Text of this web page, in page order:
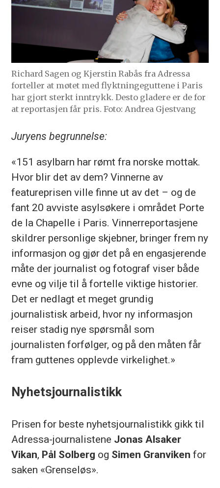
Richard Sagen og Kjerstin Rabås fra Adressa
forteller at møtet med flyktningeguttene i Paris
har gjort sterkt inntrykk. Desto gladere er de for
at reportasjen får pris. Foto: Andrea Gjestvang
Juryens begrunnelse:
«151 asylbarn har rømt fra norske mottak.
Hvor blir det av dem? Vinnerne av
featureprisen ville finne ut av det – og de
fant 20 avviste asylsøkere i området Porte
de la Chapelle i Paris. Vinnerreportasjene
skildrer personlige skjebner, bringer frem ny
informasjon og gjør det på en engasjerende
måte der journalist og fotograf viser både
evne og vilje til å fortelle viktige historier.
Det er nedlagt et meget grundig
journalistisk arbeid, hvor ny informasjon
reiser stadig nye spørsmål som
journalisten forfølger, og på den måten får
fram guttenes opplevde virkelighet.»
Nyhetsjournalistikk
Prisen for beste nyhetsjournalistikk gikk til
Adressa-journalistene Jonas Alsaker
Vikan, Pål Solberg og Simen Granviken for
saken «Grenseløs».